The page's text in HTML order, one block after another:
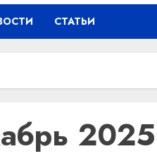
СТАТЬИ
2025